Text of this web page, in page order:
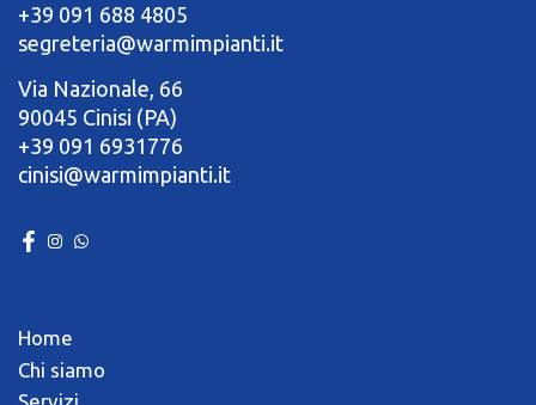
+39 091 688 4805
segreteria@warmimpianti.it
Via Nazionale, 66
90045 Cinisi (PA)
+39 091 6931776
cinisi@warmimpianti.it
Home
Chi siamo